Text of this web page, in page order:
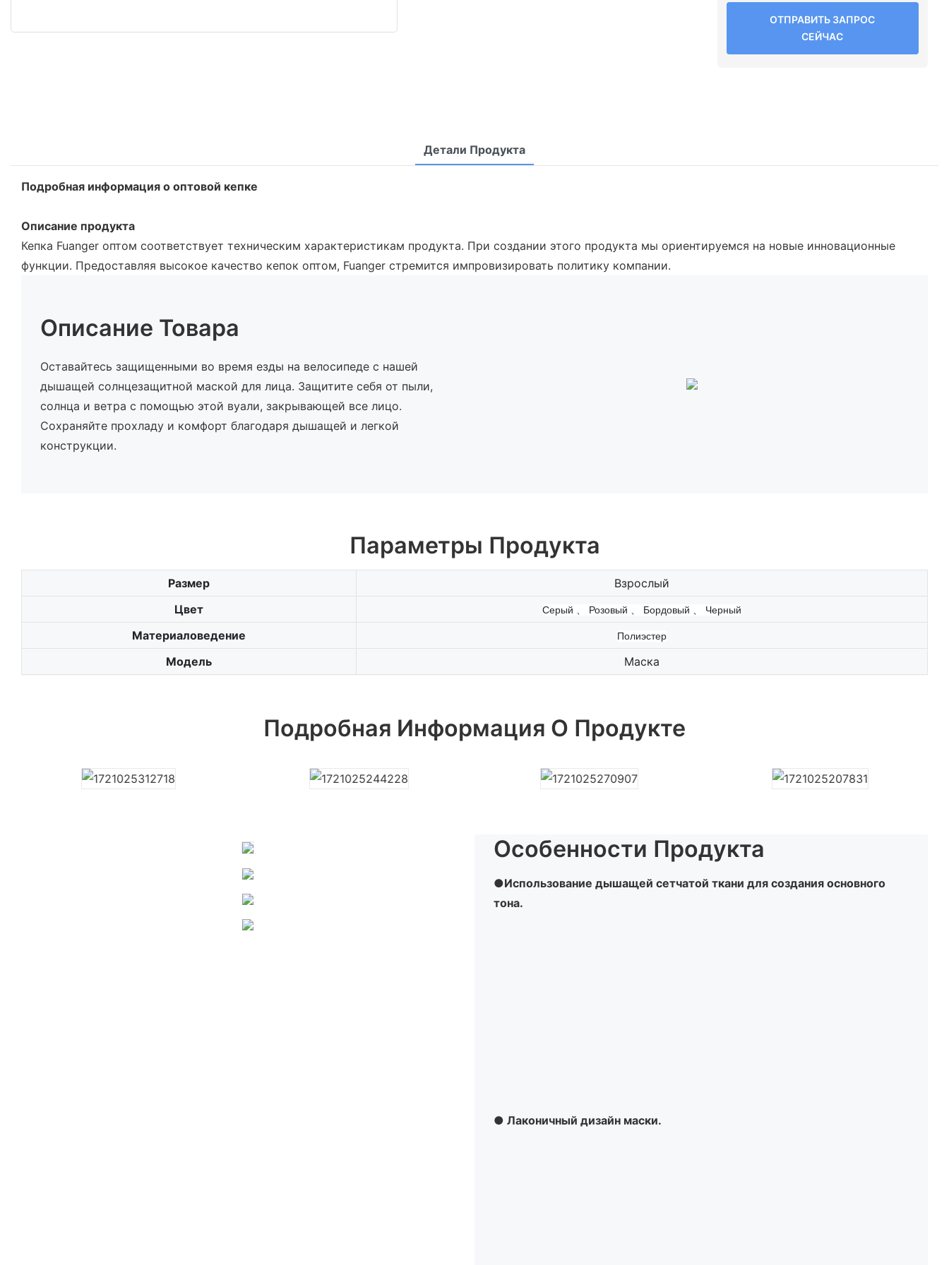
ОТПРАВИТЬ ЗАПРОС
СЕЙЧАС
Детали Продукта
Подробная информация о оптовой кепке
Описание продукта
Кепка Fuanger оптом соответствует техническим характеристикам продукта. При создании этого продукта мы ориентируемся на новые инновационные
функции. Предоставляя высокое качество кепок оптом, Fuanger стремится импровизировать политику компании.
Описание Товара
Оставайтесь защищенными во время езды на велосипеде с нашей
дышащей солнцезащитной маской для лица. Защитите себя от пыли,
солнца и ветра с помощью этой вуали, закрывающей все лицо.
Сохраняйте прохладу и комфорт благодаря дышащей и легкой
конструкции.
Параметры Продукта
Размер
Взрослый
Цвет
Серый Розовый Бордовый Черный
Материаловедение Полиэстер
Модель Маска
Подробная Информация О Продукте
Особенности Продукта
●Использование дышащей сетчатой ​​ткани для создания основного
тона.
● Лаконичный дизайн маски.